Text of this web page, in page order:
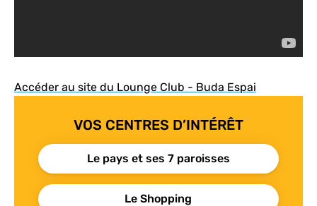
Accéder au site du Lounge Club - Buda Espai
VOS CENTRES D’INTÉRÊT
Le pays et ses 7 paroisses
Le Shopping